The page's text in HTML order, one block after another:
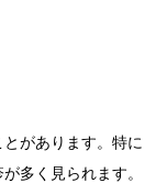
があります。特に
多く見られます。